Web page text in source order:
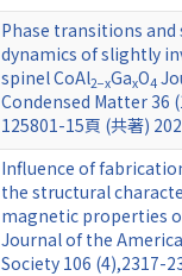
Phase transitions and
dynamics of slightly
spinel CoAl2−xGaxO4
Condensed Matter 36
125801-15頁 (共著)
Influence of
the structural
magnetic properties
Journal of the
Society 106 (4),2317-